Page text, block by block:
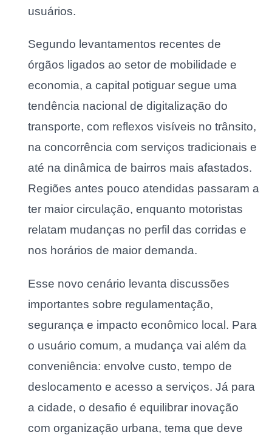
usuários.
Segundo levantamentos recentes de
órgãos ligados ao setor de mobilidade e
economia, a capital potiguar segue uma
tendência nacional de digitalização do
transporte, com reflexos visíveis no trânsito,
na concorrência com serviços tradicionais e
até na dinâmica de bairros mais afastados.
Regiões antes pouco atendidas passaram a
ter maior circulação, enquanto motoristas
relatam mudanças no perfil das corridas e
nos horários de maior demanda.
Esse novo cenário levanta discussões
importantes sobre regulamentação,
segurança e impacto econômico local. Para
o usuário comum, a mudança vai além da
conveniência: envolve custo, tempo de
deslocamento e acesso a serviços. Já para
a cidade, o desafio é equilibrar inovação
com organização urbana, tema que deve